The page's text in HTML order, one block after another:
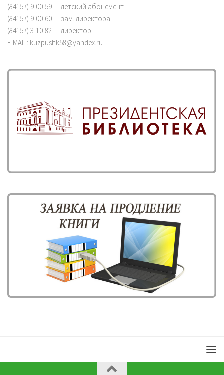
(84157) 9-00-59 — детский абонемент
(84157) 9-00-60 — зам. директора
(84157) 3-10-82 — директор
E-MAIL: kuzpushk58@yandex.ru